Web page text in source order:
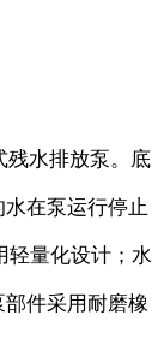
残水排放泵。底
在泵运行停止
轻量化设计；水
件采用耐磨橡